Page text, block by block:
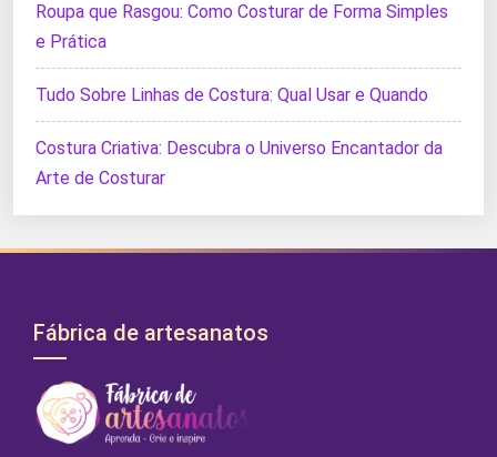
Roupa que Rasgou: Como Costurar de Forma Simples
e Prática
Tudo Sobre Linhas de Costura: Qual Usar e Quando
Costura Criativa: Descubra o Universo Encantador da
Arte de Costurar
Fábrica de artesanatos